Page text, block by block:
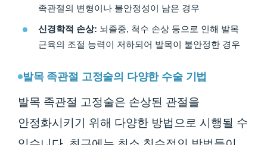
족관절의 변형이나 불안정성이 남은 경우
신경학적 손상: 뇌졸중, 척수 손상 등으로 인해 발목
근육의 조절 능력이 저하되어 발목이 불안정한 경우
발목 족관절 고정술의 다양한 수술 기법
발목 족관절 고정술은 손상된 관절을
안정화시키기 위해 다양한 방법으로 시행될 수